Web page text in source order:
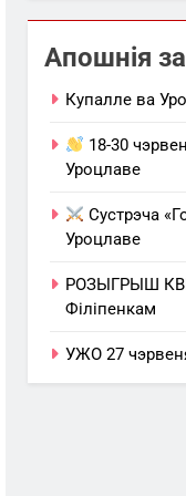
Апошнія
Купалле ва
18-30
Уроцлаве
Сустрэча
Уроцлаве
РОЗЫГРЫШ
Філіпенкам
УЖО 27